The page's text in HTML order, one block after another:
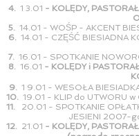
4. 1 3.01 - KOLĘDY,
OKOPY
5. 14.01 - WOŚP - AKCENT
6. 14.01 - CZĘŚĆ BIESIADNA
7. 16.01 - SPOTKANIE
8. 16.01 - KOLĘDY i
KGW
9. 1 9.01 - WESOŁA
10. 19.01 - KLIP do UTWORU
11.
20.01 - SPOTKANIE
JESIENI 2007-go roku -
12. 21.01 - KOLĘDY,